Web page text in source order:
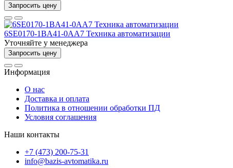
Запросить цену
6SE0170-1BA41-0AA7 Техника автоматизации
Уточняйте у менеджера
Запросить цену
Информация
О нас
Доставка и оплата
Политика в отношении обработки ПД
Условия соглашения
Наши контакты
+7 (473) 200-75-31
info@bazis-avtomatika.ru